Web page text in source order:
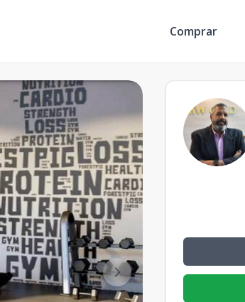
Comprar